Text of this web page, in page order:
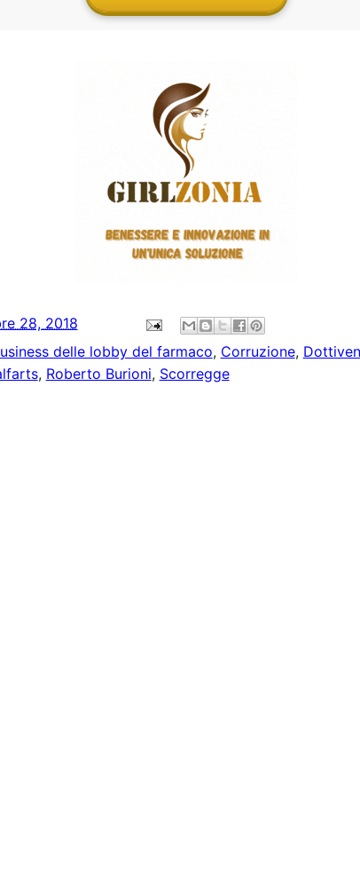
28, 2018
delle lobby del farmaco, Corruzione,
, Roberto Burioni, Scorregge